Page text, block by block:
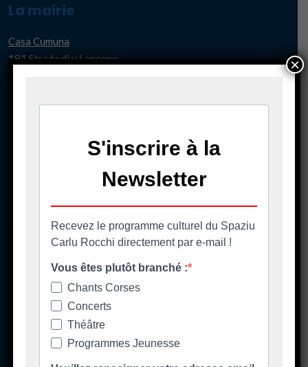
La mairie
Casa Cumuna
181 Strada di u Lancone
20620 Biguglia
Ore di apertura
Les horaires d'ouverture
×